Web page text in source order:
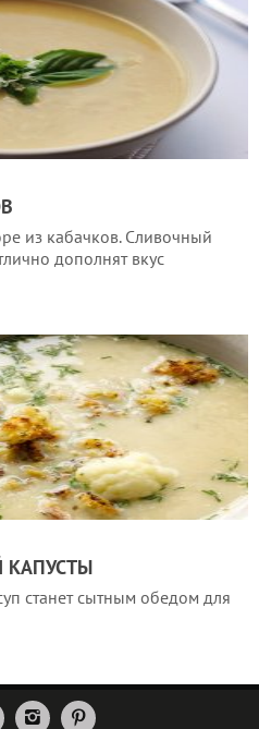
из кабачков. Сливочный
дополнят вкус
КАПУСТЫ
станет сытным обедом для